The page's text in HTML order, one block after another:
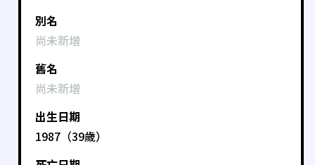
別名
尚未新增
舊名
尚未新增
出生日期
1987（39歲）